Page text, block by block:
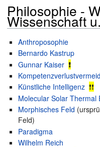
Philosophie -
Wissenschaft
Anthroposophie
Bernardo Kastrup
Gunnar Kaiser ❗
Künstliche Intelligenz ❗❗
Molecular Solar Thermal
Morphisches Feld
Feld)
Paradigma
Wilhelm Reich